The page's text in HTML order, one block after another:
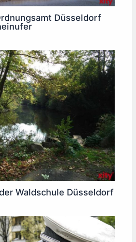
Düsseldorf
Waldschule Düsseldorf